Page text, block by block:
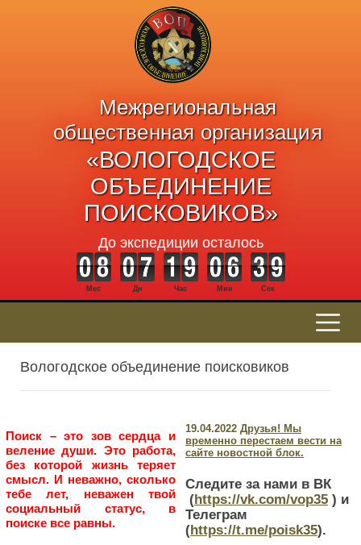
Межрегиональная
общественная организация
«ВОЛОГОДСКОЕ
ОБЪЕДИНЕНИЕ
ПОИСКОВИКОВ»
До экспедиции осталось
Мес Дн Час Мин Сек
Вологодское объединение поисковиков
Поиск – это зов сердца и
веление души. Это работа,
без которой жизнь теряет
смысл. И неважно, сколько
тебе лет, неважен твой
социальный статус, в
поиске все равны.
19.04.2022 Друзья! Мы
временно перестаем вести на
сайте новостной блок.
Следите за нами в ВК
(https://vk.com/vop35 ) и
Телеграм
(https://t.me/poisk35).